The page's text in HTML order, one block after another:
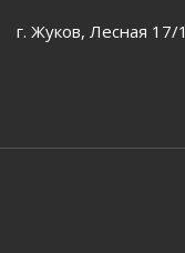
г. Жуков, Лесная 17/1